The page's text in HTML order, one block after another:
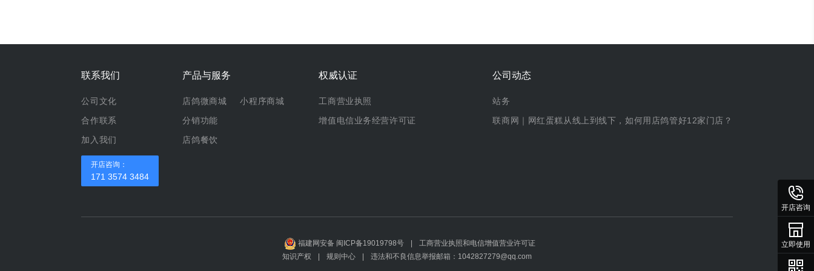
开店咨询
立即使用
联系我们
公司文化
合作联系
加入我们
开店咨询：
171 3574 3484
产品与服务
店鸽微商城
小程序商城
分销功能
店鸽餐饮
权威认证
工商营业执照
增值电信业务经营许可证
公司动态
站务
联商网｜网红蛋糕从线上到线下，如何用店鸽管好12家门店？
福建网安备 闽ICP备19019798号
工商营业执照和电信增值营业许可证
知识产权
规则中心 违法和不良信息举报邮箱：1042827279@qq.com